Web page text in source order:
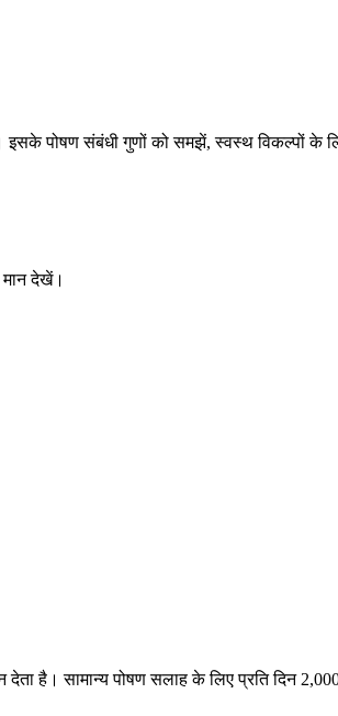
पोषण संबंधी गुणों को समझें, स्वस्थ विकल्पों के
मान देखें।
है। सामान्य पोषण सलाह के लिए प्रति दिन